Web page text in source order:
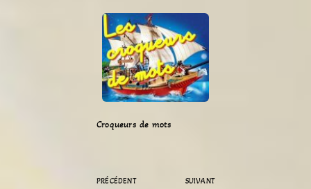
Croqueurs de mots
PRÉCÉDENT SUIVANT